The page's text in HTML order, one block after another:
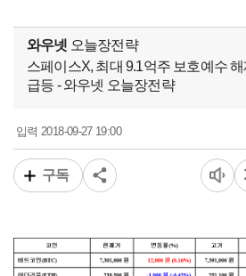
와우넷 오늘장전략
스페이스X, 최대 9.1억주 보호예수
급등 - 와우넷 오늘장전략
입력2018-09-27 19:00
구독